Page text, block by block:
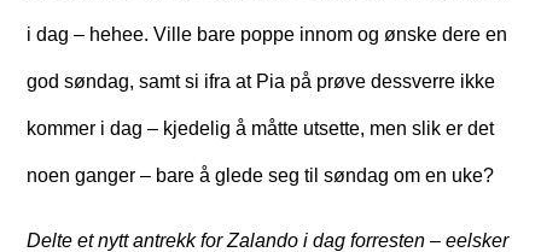
i dag – hehee. Ville bare poppe innom og ønske dere en
god søndag, samt si ifra at Pia på prøve dessverre ikke
kommer i dag – kjedelig å måtte utsette, men slik er det
noen ganger – bare å glede seg til søndag om en uke?
Delte et nytt antrekk for Zalando i dag forresten – eelsker